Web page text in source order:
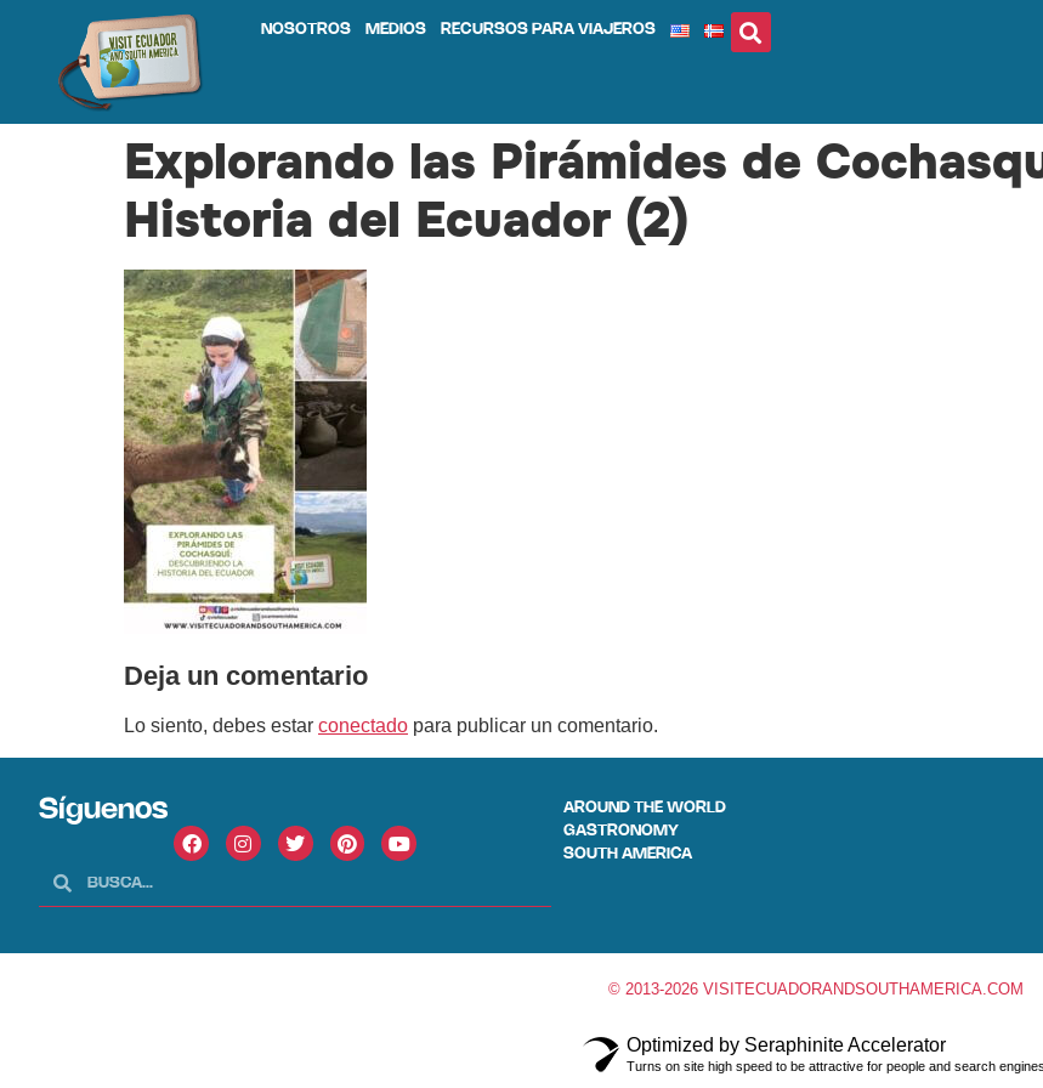
NOSOTROS MEDIOS RECURSOS PARA VIAJEROS
Explorando las Pirámides de
Historia del Ecuador (2)
Deja un comentario
Lo siento, debes estar conectado para publicar un comentario.
Síguenos
AROUND THE WORLD
GASTRONOMY
SOUTH AMERICA
© 2013-2026 VISITECUADORANDSOUTHAMERICA.COM
Optimized by Seraphinite Accelerator
Turns on site high speed to be attractive for people and search engines.